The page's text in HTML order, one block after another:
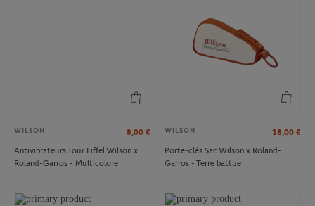
WILSON 8,00 €
Antivibrateurs Tour Eiffel Wilson x
Roland-Garros - Multicolore
WILSON 18,00 €
Porte-clés Sac Wilson x Roland-
Garros - Terre battue